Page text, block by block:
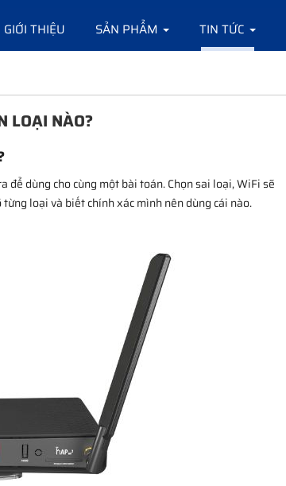
GIỚI THIỆU SẢN PHẨM TIN TỨC
LOẠI NÀO?
dùng cho cùng một bài toán. Chọn sai loại, WiFi sẽ
loại và biết chính xác mình nên dùng cái nào.